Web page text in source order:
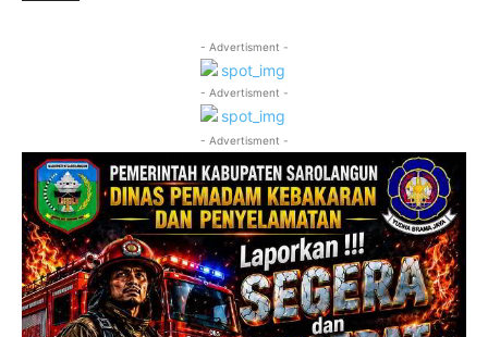
- Advertisment -
- Advertisment -
- Advertisment -